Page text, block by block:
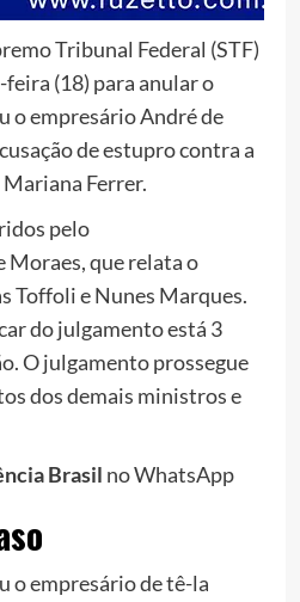
Tribunal Federal (STF)
(18) para anular o
o empresário André de
de estupro contra a
Ferrer.
pelo
que relata o
Toffoli e Nunes Marques.
do julgamento está 3
O julgamento prossegue
dos demais ministros e
Brasil no WhatsApp
o empresário de tê-la